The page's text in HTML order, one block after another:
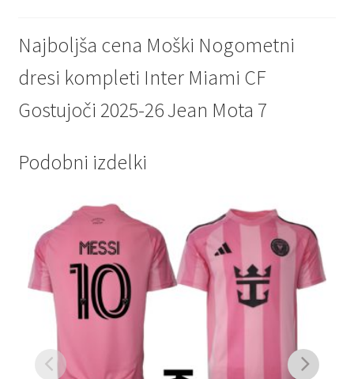
Najboljša cena Moški Nogometni
dresi kompleti Inter Miami CF
Gostujoči 2025-26 Jean Mota 7
Podobni izdelki